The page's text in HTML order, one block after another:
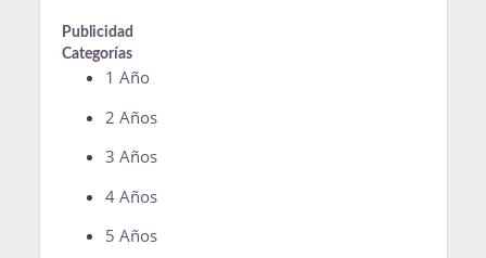
Publicidad
Categorías
1 Año
2 Años
3 Años
4 Años
5 Años